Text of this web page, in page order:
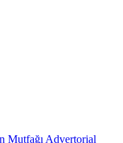
Mutfağı Advertorial